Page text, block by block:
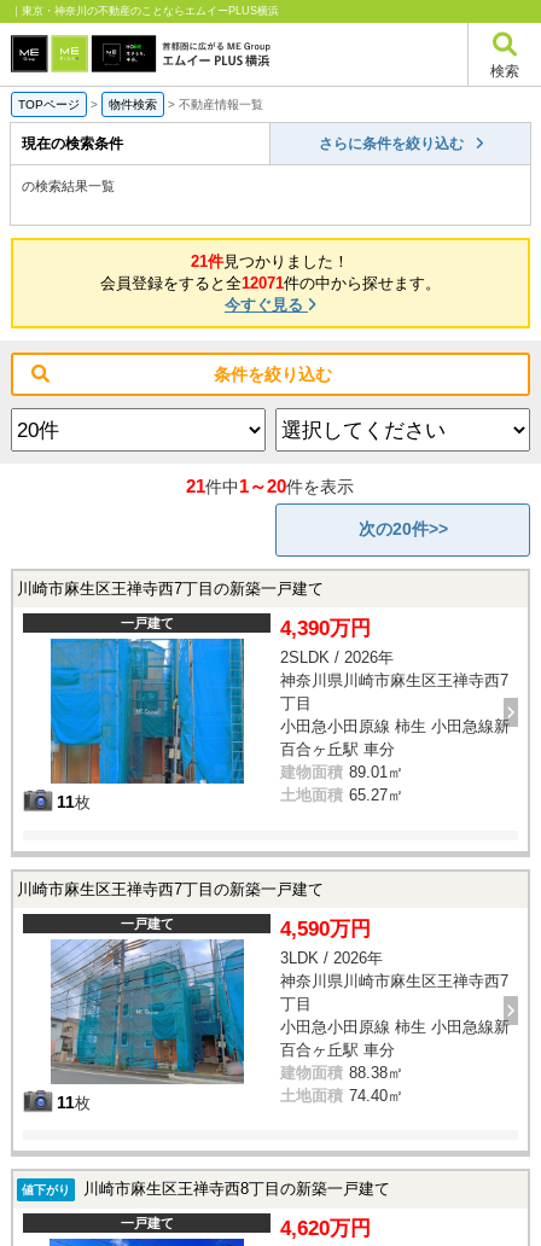
｜東京・神奈川の不動産のことならエムイーPLUS横浜
検索
TOPページ > 物件検索 > 不動産情報一覧
現在の検索条件 さらに条件を絞り込む
の検索結果一覧
21件見つかりました！
会員登録をすると全12071件の中から探せます。
今すぐ見る
条件を絞り込む
21件中1～20件を表示
次の20件>>
川崎市麻生区王禅寺西7丁目の新築一戸建て
一戸建て
11枚
4,390万円
2SLDK / 2026年
神奈川県川崎市麻生区王禅寺西7
丁目
小田急小田原線 柿生 小田急線新
百合ヶ丘駅 車分
建物面積 89.01㎡
土地面積 65.27㎡
川崎市麻生区王禅寺西7丁目の新築一戸建て
一戸建て
11枚
4,590万円
3LDK / 2026年
神奈川県川崎市麻生区王禅寺西7
丁目
小田急小田原線 柿生 小田急線新
百合ヶ丘駅 車分
建物面積 88.38㎡
土地面積 74.40㎡
値下がり 川崎市麻生区王禅寺西8丁目の新築一戸建て
一戸建て 4,620万円